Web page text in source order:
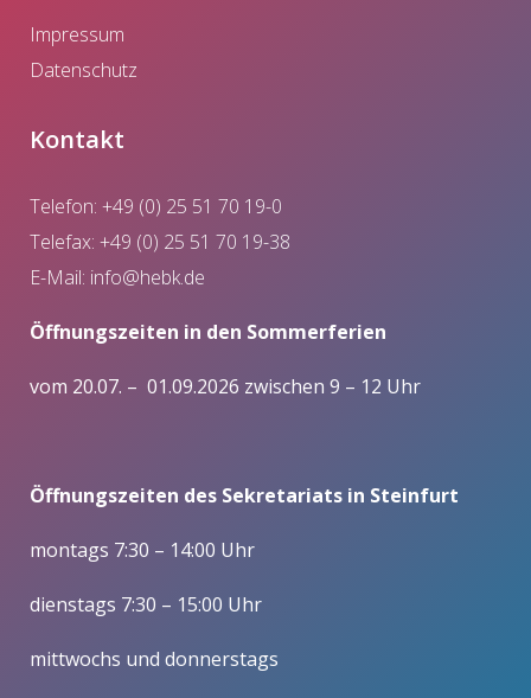
Impressum
Datenschutz
Kontakt
Telefon: +49 (0) 25 51 70 19-0
Telefax: +49 (0) 25 51 70 19-38
E-Mail: info@hebk.de
Öffnungszeiten in den Sommerferien
vom 20.07. – 01.09.2026 zwischen 9 – 12 Uhr
Öffnungszeiten des Sekretariats in Steinfurt
montags 7:30 – 14:00 Uhr
dienstags 7:30 – 15:00 Uhr
mittwochs und donnerstags